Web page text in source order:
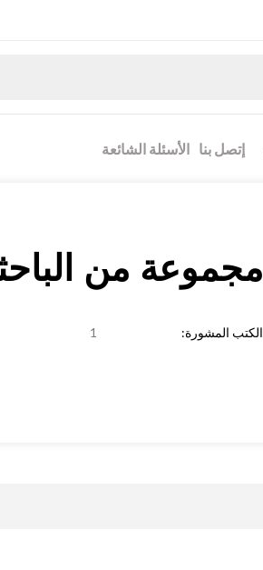
إتصل بنا الأسئلة الشائعة
مجموعة من
الكتب المشورة: 1